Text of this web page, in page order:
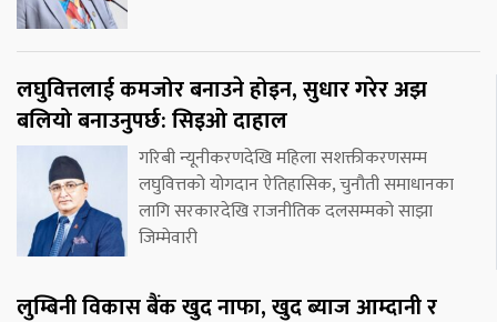
लघुवित्तलाई कमजोर बनाउने होइन, सुधार गरेर अझ
बलियो बनाउनुपर्छ: सिइओ दाहाल
गरिबी न्यूनीकरणदेखि महिला सशक्तीकरणसम्म
लघुवित्तको योगदान ऐतिहासिक, चुनौती समाधानका
लागि सरकारदेखि राजनीतिक दलसम्मको साझा
जिम्मेवारी
लुम्बिनी विकास बैंक खुद नाफा, खुद ब्याज आम्दानी र